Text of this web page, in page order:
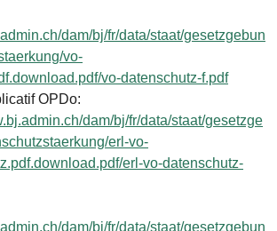
dam/bj/fr/data/staat/gesetzgebun
vo-
vo-datenschutz-f.pdf
OPDo:
dam/bj/fr/data/staat/gesetzge
erl-vo-
erl-vo-datenschutz-
dam/bj/fr/data/staat/gesetzgebun